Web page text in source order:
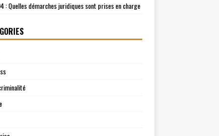
: Quelles démarches juridiques sont prises en charge